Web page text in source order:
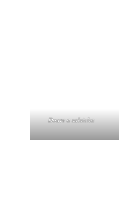
Doure a salsicha